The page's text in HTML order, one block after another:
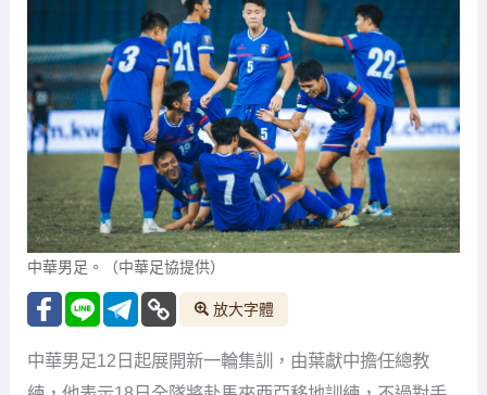
中華男足。（中華足協提供）
放大字體
中華男足12日起展開新一輪集訓，由葉獻中擔任總教